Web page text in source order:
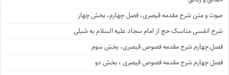
صوت و متن شرح مقدمه قیصری، فصل چهارم، بخش چهار
شرح انفسی مناسک حج از امام سجاد علیه السلام به شبلی
فصل چهارم شرح مقدمه فصوص قیصری، بخش سوم
فصل چهارم شرح مقدمه فصوص قیصری ، بخش دو